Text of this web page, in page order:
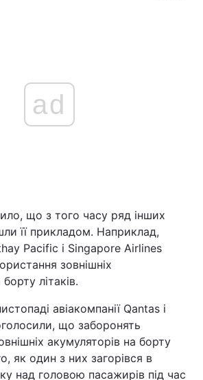
ad
що з того часу ряд інших
її прикладом. Наприклад,
Pacific і Singapore Airlines
зовнішніх
літаків.
авіакомпанії Qantas і
що заборонять
акумуляторів на борту
як один з них загорівся в
над головою пасажирів під час